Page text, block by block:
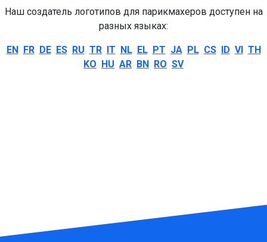
Наш создатель логотипов для парикмахеров доступен на
разных языках:
EN FR DE ES RU TR IT NL EL PT JA PL CS ID VI TH
KO HU AR BN RO SV